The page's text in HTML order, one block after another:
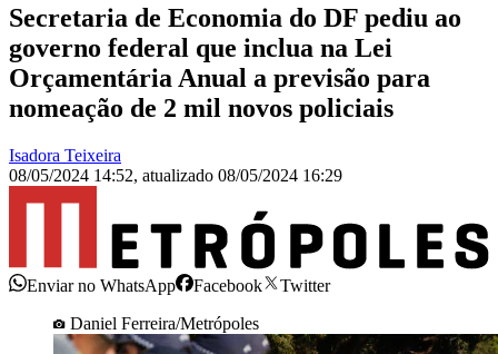
Secretaria de Economia do DF pediu ao
governo federal que inclua na Lei
Orçamentária Anual a previsão para
nomeação de 2 mil novos policiais
Isadora Teixeira
08/05/2024 14:52, atualizado 08/05/2024 16:29
Enviar no WhatsApp Facebook
Twitter
Daniel Ferreira/Metrópoles